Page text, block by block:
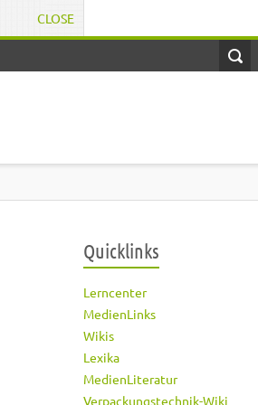
CLOSE
Quicklinks
Lerncenter
MedienLinks
Wikis
Lexika
MedienLiteratur
Verpackungstechnik-Wiki